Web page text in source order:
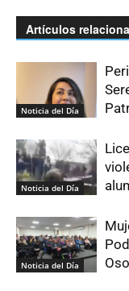
Artículos
Noticia del Día
Noticia del Día
Noticia del Día